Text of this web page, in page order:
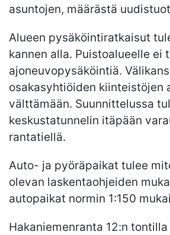
asuntojen, määrästä
Alueen pysäköintiratkaisut
kannen alla. Puistoalueelle ei
ajoneuvopysäköintiä.
osakasyhtiöiden kiinteistöjen
välttämään. Suunnittelussa
keskustatunnelin itäpään
rantatiellä.
Auto- ja pyöräpaikat tulee
olevan laskentaohjeiden
autopaikat normin 1:150
Hakaniemenranta 12:n tontilla